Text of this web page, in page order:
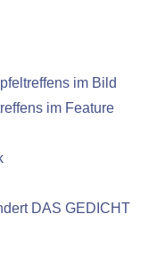
im Bild
im Feature
DAS GEDICHT